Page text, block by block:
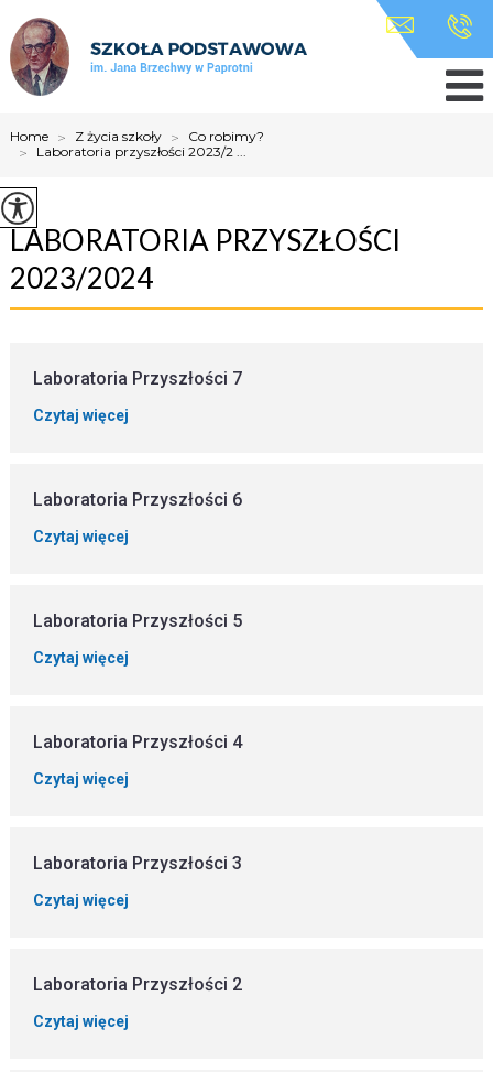
Home > Z życia szkoły > Co robimy?
> Laboratoria przyszłości 2023/2 ...
LABORATORIA PRZYSZŁOŚCI
2023/2024
Laboratoria Przyszłości 7
Czytaj więcej
Laboratoria Przyszłości 6
Czytaj więcej
Laboratoria Przyszłości 5
Czytaj więcej
Laboratoria Przyszłości 4
Czytaj więcej
Laboratoria Przyszłości 3
Czytaj więcej
Laboratoria Przyszłości 2
Czytaj więcej